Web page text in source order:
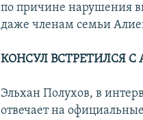
по причине нарушения
даже членам семьи
КОНСУЛ ВСТРЕТИЛСЯ
Эльхан Полухов, в
отвечает на